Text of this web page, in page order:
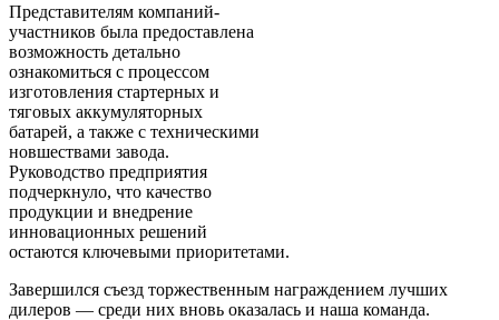
Представителям компаний-
участников была предоставлена
возможность детально
ознакомиться с процессом
изготовления стартерных и
тяговых аккумуляторных
батарей, а также с техническими
новшествами завода.
Руководство предприятия
подчеркнуло, что качество
продукции и внедрение
инновационных решений
остаются ключевыми приоритетами.
Завершился съезд торжественным награждением лучших
дилеров — среди них вновь оказалась и наша команда.